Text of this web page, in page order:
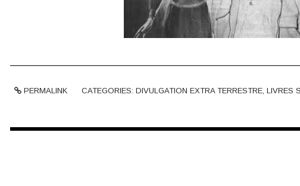
PERMALINK CATEGORIES: DIVULGATION EXTRA TERRESTRE, LIVRES